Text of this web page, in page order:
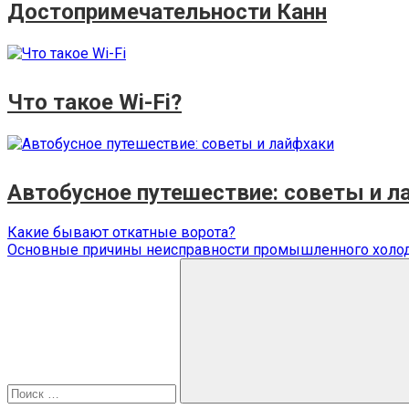
Достопримечательности Канн
Что такое Wi-Fi?
Автобусное путешествие: советы и
Навигация
по
Предыдущая
запись:
Какие бывают откатные ворота?
Следующая
Основные причины неисправности промышленного